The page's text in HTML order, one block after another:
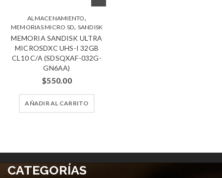
ALMACENAMIENTO,
MEMORIAS MICRO SD, SANDISK
MEMORIA SANDISK ULTRA
MICROSDXC UHS-I 32GB
CL10 C/A (SDSQXAF-032G-
GN6AA)
$550.00
AÑADIR AL CARRITO
CATEGORÍAS